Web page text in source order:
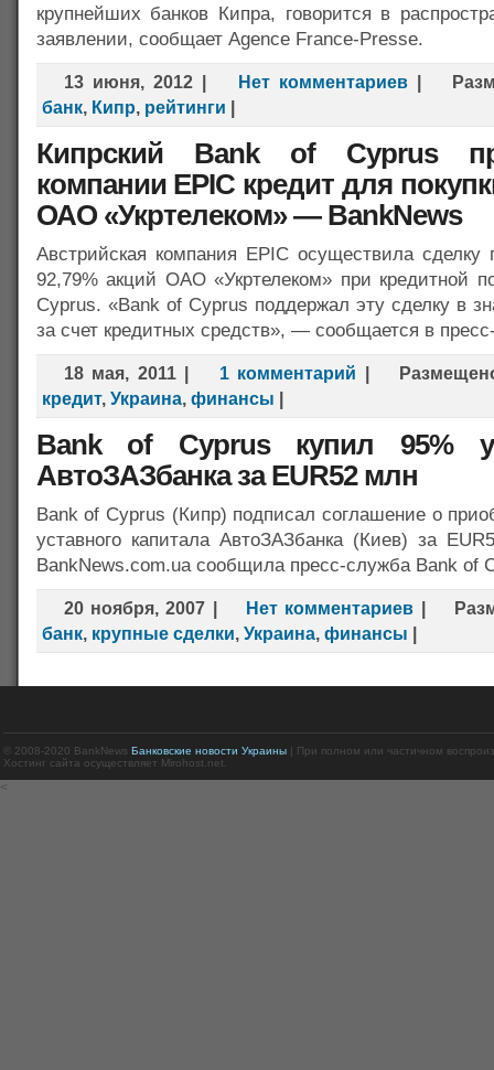
крупнейших банков Кипра, говорится в
заявлении, сообщает Agence France-Presse.
13 июня, 2012 Нет комментариев
банк, Кипр, рейтинги
Кипрский Bank of Cyprus
компании EPIC кредит для
ОАО «Укртелеком» — BankNews
Австрийская компания EPIC осуществила сделку
92,79% акций ОАО «Укртелеком» при кредитной
Cyprus. «Bank of Cyprus поддержал эту сделку в
за счет кредитных средств», — сообщается в
18 мая, 2011| 1 комментарий
кредит, Украина, финансы
Bank of Cyprus купил 95%
АвтоЗАЗбанка за EUR52 млн
Bank of Cyprus (Кипр) подписал соглашение о
уставного капитала АвтоЗАЗбанка (Киев) за
BankNews.com.ua сообщила пресс-служба Bank of
20 ноября, 2007 Нет комментариев
банк, крупные сделки, Украина, финансы
© 2008-2020 BankNews Банковские новости Украины| При полном или частичном
Хостинг сайта осуществляет Mirohost.net.
<